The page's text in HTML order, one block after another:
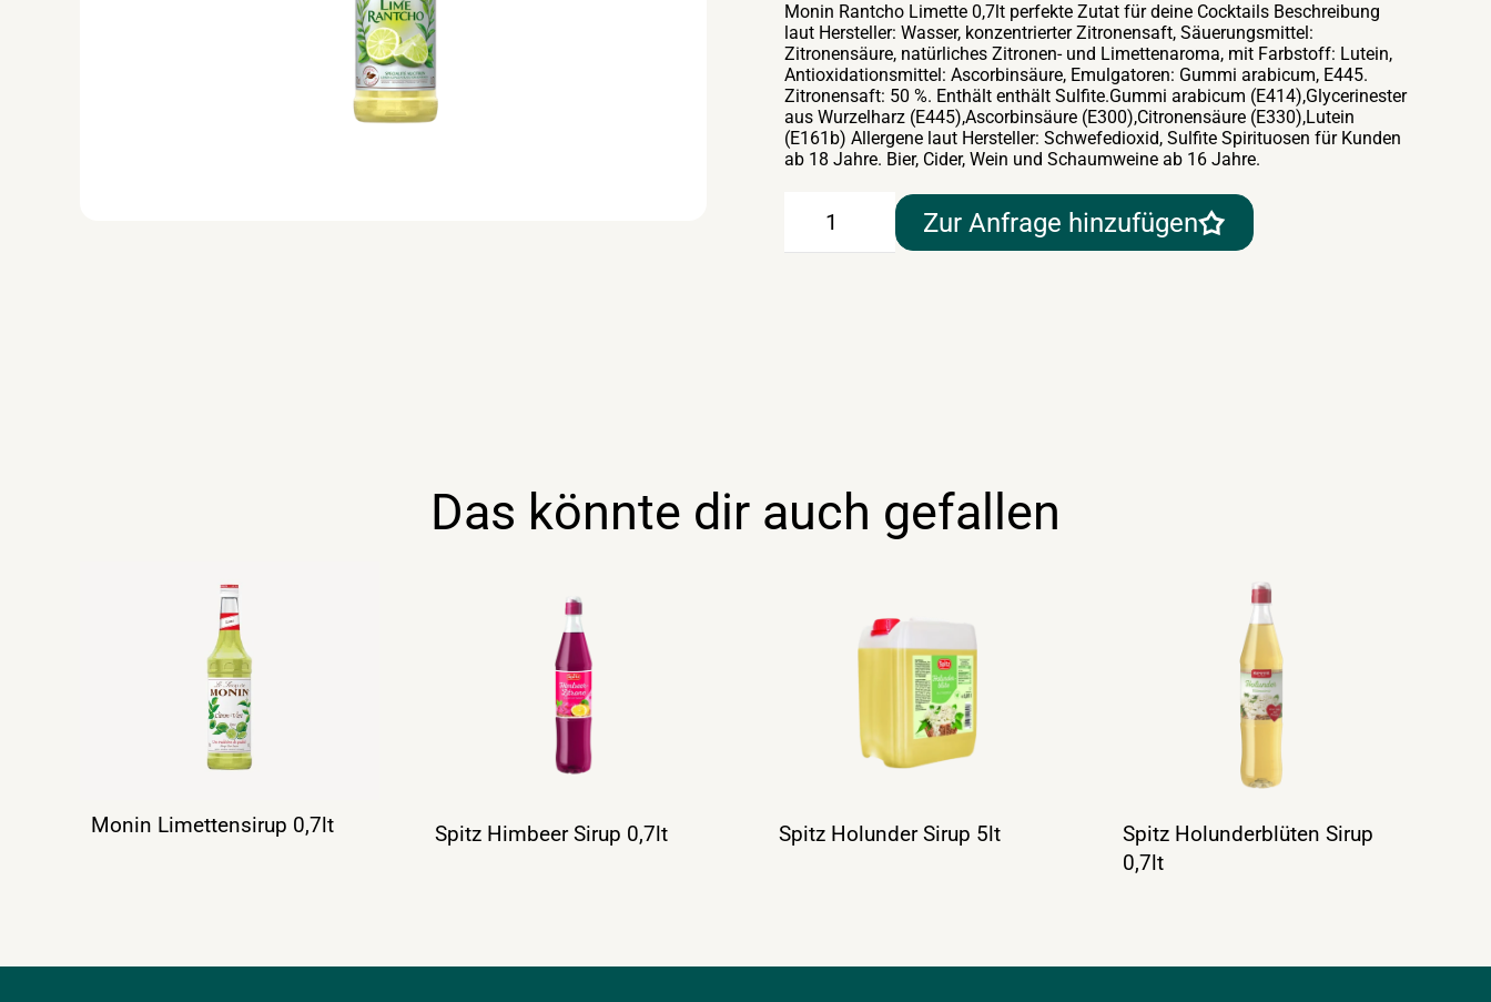
Monin Rantcho Limette 0,7lt perfekte Zutat für deine Cocktails Beschreibung
laut Hersteller: Wasser, konzentrierter Zitronensaft, Säuerungsmittel:
Zitronensäure, natürliches Zitronen- und Limettenaroma, mit Farbstoff: Lutein,
Antioxidationsmittel: Ascorbinsäure, Emulgatoren: Gummi arabicum, E445.
Zitronensaft: 50 %. Enthält enthält Sulfite.Gummi arabicum (E414),Glycerinester
aus Wurzelharz (E445),Ascorbinsäure (E300),Citronensäure (E330),Lutein
(E161b) Allergene laut Hersteller: Schwefedioxid, Sulfite Spirituosen für Kunden
ab 18 Jahre. Bier, Cider, Wein und Schaumweine ab 16 Jahre.
Rantcho
Zur Anfrage hinzufügen
Das könnte dir auch gefallen
Monin Limettensirup 0,7lt Spitz Himbeer Sirup 0,7lt Spitz Holunder Sirup 5lt
Spitz Holunderblüten Sirup
0,7lt